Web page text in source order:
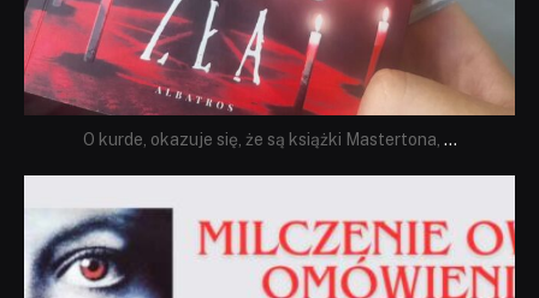
O kurde, okazuje się, że są książki Mastertona, ...